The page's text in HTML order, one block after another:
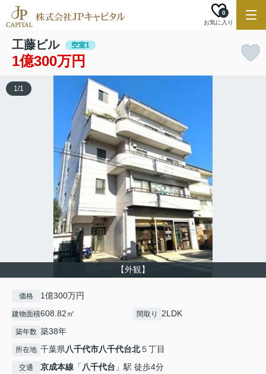
お気に入り
0
工藤ビル 空室1
1億300万円
【外観】
1/1
価格 1億300万円
建物面積608.82㎡ 間取り 2LDK
築年数 築38年
所在地 千葉県八千代市八千代台北５丁目
交通 京成本線 「八千代台 」駅 徒歩4分